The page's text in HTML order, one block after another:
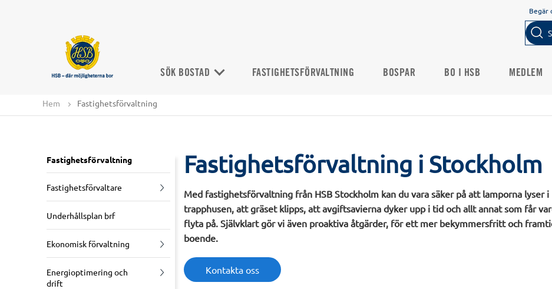
Begär
SÖK BOSTAD FASTIGHETSFÖRVALTNING BOSPAR BO I HSB MEDLEM
Hem Fastighetsförvaltning
Fastighetsförvaltning
Fastighetsförvaltare
Underhållsplan brf
Ekonomisk förvaltning
Energioptimering och
drift
Fastighetsförvaltning i Stockholm
Med fastighetsförvaltning från HSB Stockholm kan du vara säker på att lamporna lyser i
trapphusen, att gräset klipps, att avgiftsavierna dyker upp i tid och allt annat som får
flyta på. Självklart gör vi även proaktiva åtgärder, för ett mer bekymmersfritt och
boende.
Kontakta oss